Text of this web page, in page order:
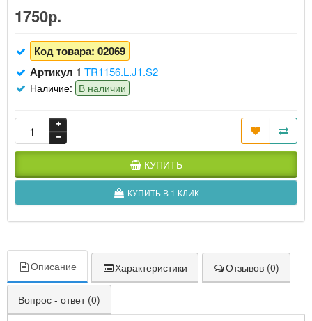
1750р.
Код товара: 02069
Артикул 1 TR1156.L.J1.S2
Наличие: В наличии
КУПИТЬ
КУПИТЬ В 1 КЛИК
Описание Характеристики Отзывов (0)
Вопрос - ответ (0)